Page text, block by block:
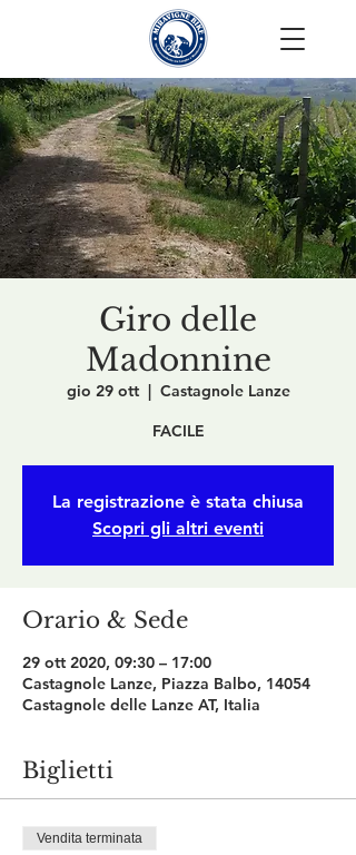
Giro delle
Madonnine
gio 29 ott
  |
Castagnole Lanze
FACILE
La registrazione è stata chiusa
Scopri gli altri eventi
Orario & Sede
29 ott 2020, 09:30 – 17:00
Castagnole Lanze, Piazza Balbo, 14054
Castagnole delle Lanze AT, Italia
Biglietti
Vendita terminata